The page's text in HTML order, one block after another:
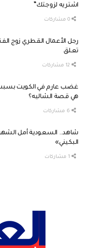
اشتريه لزوجتك”
رجل الأعمال القطري زوج
تعلق
غضب عارم في الكويت
هي قصة الشاليه؟
شاهد.. السعودية أمل
البكيني»